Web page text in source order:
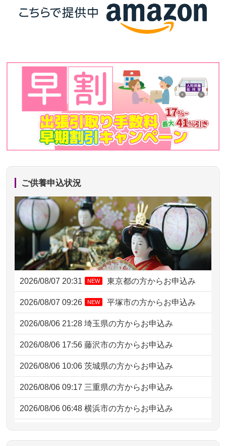
ご供養申込状況
2026/08/07 20:31 NEW 東京都の方からお申込み
2026/08/07 09:26 NEW 平塚市の方からお申込み
2026/08/06 21:28 埼玉県の方からお申込み
2026/08/06 17:56 藤沢市の方からお申込み
2026/08/06 10:06 茨城県の方からお申込み
2026/08/06 09:17 三重県の方からお申込み
2026/08/06 06:48 横浜市の方からお申込み
2026/08/05 15:07 東京都の方からお申込み